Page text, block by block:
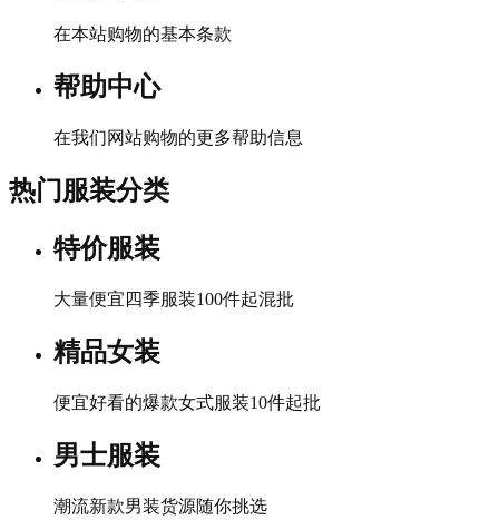
在本站购物的基本条款
帮助中心
在我们网站购物的更多帮助信息
热门服装分类
特价服装
大量便宜四季服装100件起混批
精品女装
便宜好看的爆款女式服装10件起批
男士服装
潮流新款男装货源随你挑选